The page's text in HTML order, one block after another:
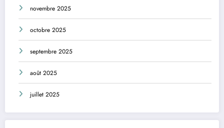
novembre 2025
octobre 2025
septembre 2025
août 2025
juillet 2025